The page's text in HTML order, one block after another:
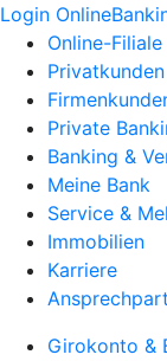
Login
Online-Filiale
Privatkunden
Private
Banking &
Meine Bank
Service &
Immobilien
Karriere
Girokonto &